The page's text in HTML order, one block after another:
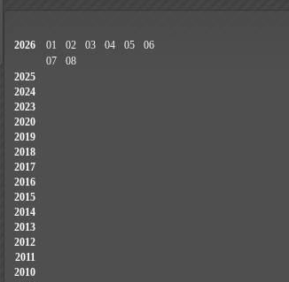
2026 01 02 03 04 05
06
07
08
2025
2024
2023
2020
2019
2018
2017
2016
2015
2014
2013
2012
2011
2010